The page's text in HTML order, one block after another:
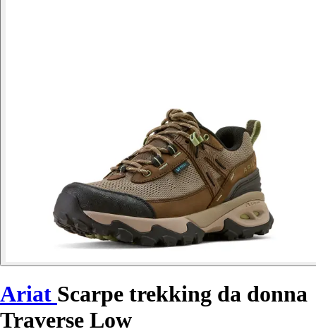
Ariat Scarpe trekking da donna
Traverse Low